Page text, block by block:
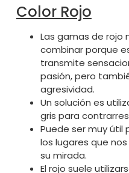
Color Rojo
Las gamas de rojo
combinar porque
transmite
pasión, pero
agresividad.
Un solución es
gris para
Puede ser muy útil
los lugares que
su mirada.
El rojo suele